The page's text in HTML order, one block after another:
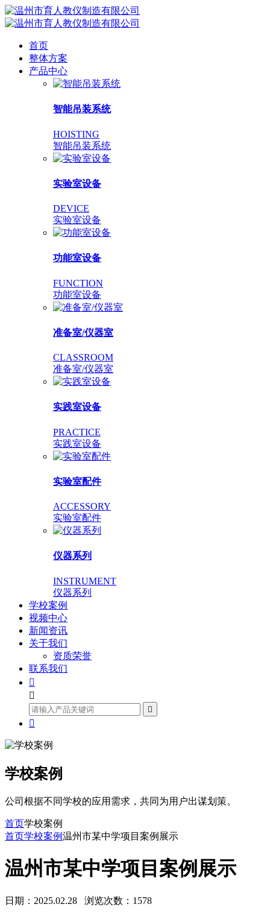
首页
整体方案
产品中心
智能吊装系统
HOISTING
智能吊装系统
实验室设备
DEVICE
实验室设备
功能室设备
FUNCTION
功能室设备
准备室/仪器室
CLASSROOM
准备室/仪器室
实践室设备
PRACTICE
实践室设备
实验室配件
ACCESSORY
实验室配件
仪器系列
INSTRUMENT
仪器系列
学校案例
视频中心
新闻资讯
关于我们
资质荣誉
联系我们




学校案例
公司根据不同学校的应用需求，共同为用户出谋划策。
首页学校案例
首页学校案例温州市某中学项目案例展示
温州市某中学项目案例展示
日期：2025.02.28 浏览次数：1578